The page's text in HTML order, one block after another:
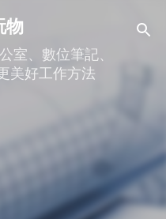
內容
物
室、數位筆記、
美好工作方法